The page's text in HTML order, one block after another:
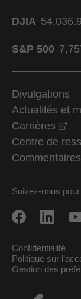
DJIA
S&P 500
Divulgations
Actualités et
Carrières
Centre de
Commentaires
Suivez-nous
Confidentialité
Politique sur
Gestion des